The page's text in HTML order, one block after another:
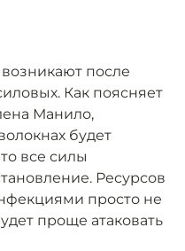
после
Как поясняет
Манило,
будет
все силы
Ресурсов
просто не
проще атаковать